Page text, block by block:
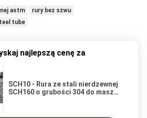
astm
rury bez szwu
tube
najlepszą cenę za
SCH10 - Rura ze stali nierdzewnej
SCH160 o grubości 304 do maszyn